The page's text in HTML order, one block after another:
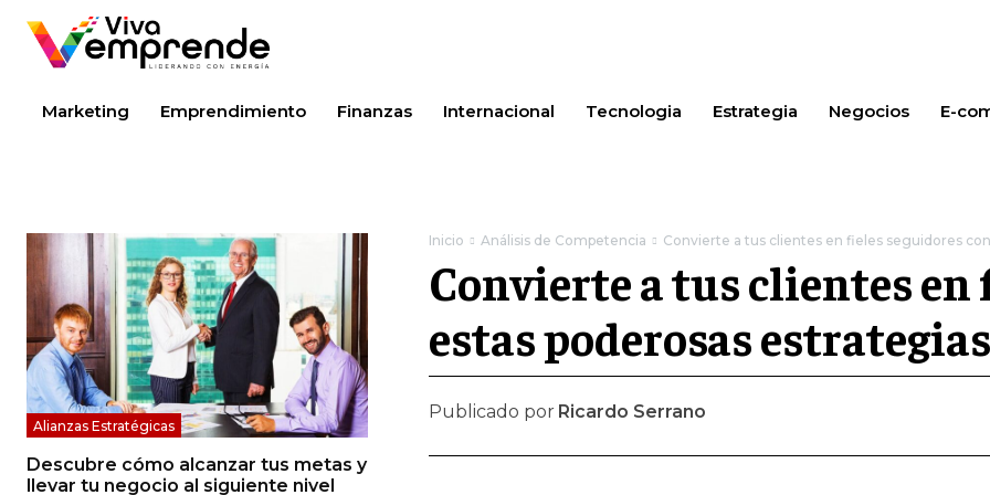
Marketing Emprendimiento Finanzas Internacional Tecnologia Estrategia Negocios E-
Alianzas Estratégicas
Descubre cómo alcanzar tus metas y
llevar tu negocio al siguiente nivel
Inicio Análisis de Competencia Convierte a tus clientes en fieles seguidores
Convierte a tus clientes en
estas poderosas estrategias
Publicado por Ricardo Serrano